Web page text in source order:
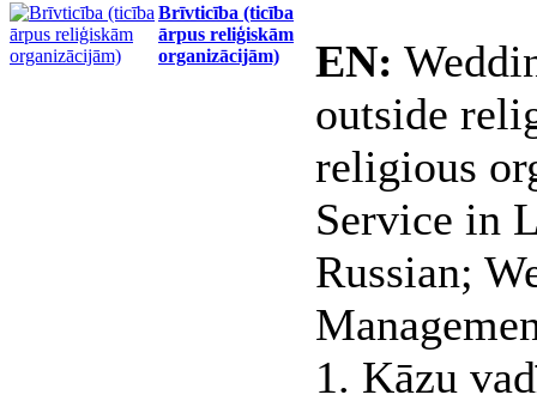
Brīvticība (ticība
ārpus reliģiskām
organizācijām)
EN:
outside
religious
Service in
Russian;
1. Kāzu